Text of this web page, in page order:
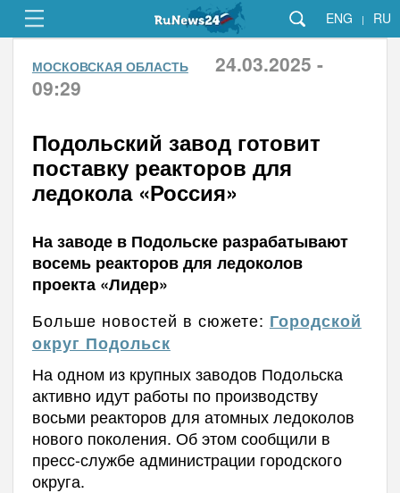
ENG | RU
МОСКОВСКАЯ ОБЛАСТЬ
24.03.2025 -
09:29
Подольский завод готовит
поставку реакторов для
ледокола «Россия»
На заводе в Подольске разрабатывают
восемь реакторов для ледоколов
проекта «Лидер»
Больше новостей в сюжете: Городской
округ Подольск
На одном из крупных заводов Подольска
активно идут работы по производству
восьми реакторов для атомных ледоколов
нового поколения. Об этом сообщили в
пресс-службе администрации городского
округа.